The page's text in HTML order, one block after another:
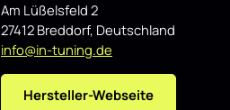
Am Lüßelsfeld 2
27412 Breddorf, Deutschland
info@in-tuning.de
Hersteller-Webseite